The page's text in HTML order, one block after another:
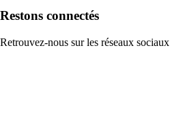
Restons connectés
Retrouvez-nous sur les réseaux sociaux